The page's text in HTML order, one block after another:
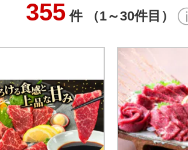
355 件 （1～30件目）